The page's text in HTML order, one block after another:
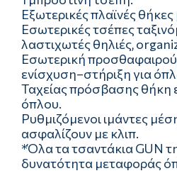
Εξωτερικές πλαϊνές
Εσωτερικές τσέπες
λαστιχωτές θηλιές,
Εσωτερική
ενίσχυση–στήριξη για
Ταχείας πρόσβασης θήκη
όπλου.
Ρυθμιζόμενοι ιμάντες
ασφαλίζουν με κλιπ.
*Όλα τα τσαντάκια GUN
δυνατότητα μεταφοράς